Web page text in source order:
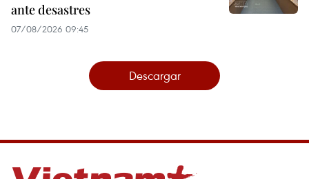
ante desastres
07/08/2026 09:45
Descargar